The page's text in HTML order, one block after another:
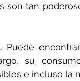
son tan
su
e incluso la